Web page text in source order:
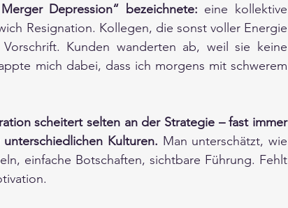
Depression“ bezeichnete: eine kollektive
Resignation. Kollegen, die sonst voller Energie
Kunden wanderten ab, weil sie keine
mich dabei, dass ich morgens mit schwerem
scheitert selten an der Strategie – fast immer
Kulturen. Man unterschätzt, wie
einfache Botschaften, sichtbare Führung. Fehlt